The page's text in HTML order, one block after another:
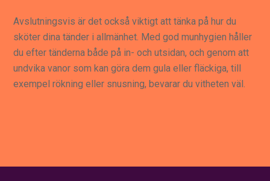
Avslutningsvis är det också viktigt att tänka på hur du
sköter dina tänder i allmänhet. Med god munhygien håller
du efter tänderna både på in- och utsidan, och genom att
undvika vanor som kan göra dem gula eller fläckiga, till
exempel rökning eller snusning, bevarar du vitheten väl.